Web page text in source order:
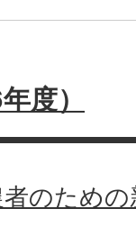
度）
のため